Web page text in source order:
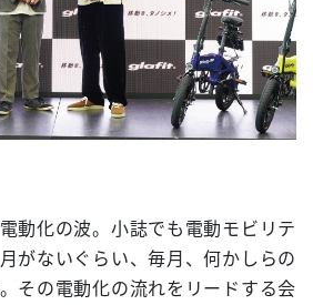
動化の波。小誌でも電動モビリテ
がないぐらい、毎月、何かしらの
その電動化の流れをリードする会